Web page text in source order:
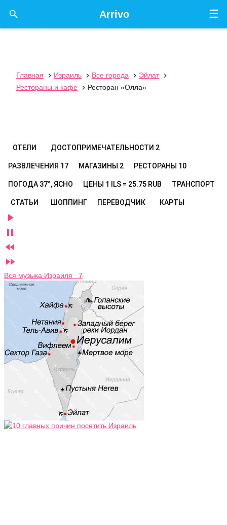
☰
Arrivo

Главная  Израиль  Все города  Эйлат

Рестораны и кафе
 Ресторан «Олла»
ОТЕЛИ ДОСТОПРИМЕЧАТЕЛЬНОСТИ 2
РАЗВЛЕЧЕНИЯ 17 МАГАЗИНЫ 2 РЕСТОРАНЫ 10
ПОГОДА 37°, ЯСНО ЦЕНЫ 1 ILS = 25.75 RUB ТРАНСПОРТ
СТАТЬИ ШОППИНГ ПЕРЕВОДЧИК КАРТЫ




Вся музыка Израиля 7